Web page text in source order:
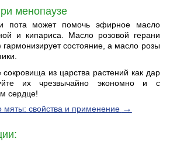
менопаузе
пота может помочь эфирное масло
и кипариса. Масло розовой герани
состояние, а масло розы
из царства растений как дар
их чрезвычайно экономно и с
сердце!
свойства и применение →